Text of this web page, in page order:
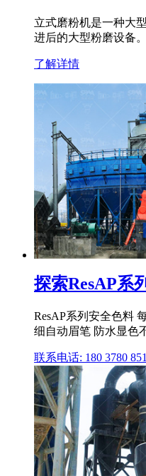
立式磨粉机是一种大
进后的大型粉磨设备
了解详情
探索ResAP系
ResAP系列安全色料
细自动眉笔 防水显色
联系电话: 180 3780